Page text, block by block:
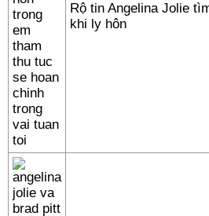
Rộ tin Angelina Jolie
khi ly hôn